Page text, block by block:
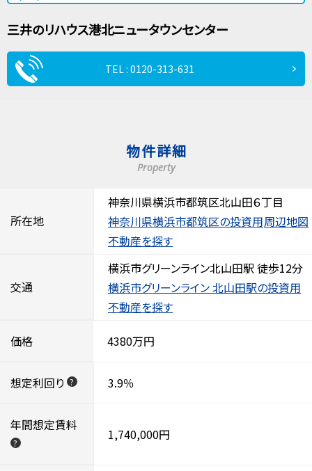
三井のリハウス港北ニュータウンセンター
TEL : 0120-313-631
物件詳細
Property
所在地
神奈川県横浜市都筑区北山田６丁目
周辺地図
神奈川県横浜市都筑区の投資用
不動産を探す
交通
横浜市グリーンライン北山田駅 徒歩12分
横浜市グリーンライン 北山田駅の投資用
不動産を探す
価格 4380万円
想定利回り ? 3.9％
年間想定賃料
? 1,740,000円